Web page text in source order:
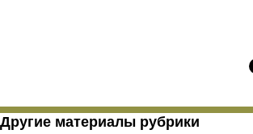
Другие материалы рубрики